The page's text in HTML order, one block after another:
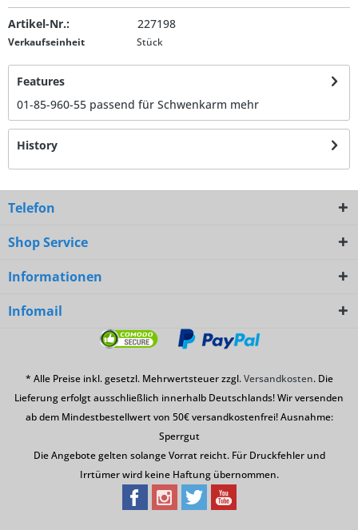
Artikel-Nr.: 227198
Verkaufseinheit Stück
Features
01-85-960-55 passend für Schwenkarm mehr
History
Telefon
Shop Service
Informationen
Infomail
* Alle Preise inkl. gesetzl. Mehrwertsteuer zzgl.Versandkosten. Die
Lieferung erfolgt ausschließlich innerhalb Deutschlands! Wir versenden
ab dem Mindestbestellwert von 50€ versandkostenfrei! Ausnahme:
Sperrgut
Die Angebote gelten solange Vorrat reicht. Für Druckfehler und
Irrtümer wird keine Haftung übernommen.